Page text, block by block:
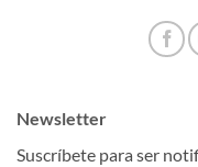
Newsletter
Suscríbete para ser